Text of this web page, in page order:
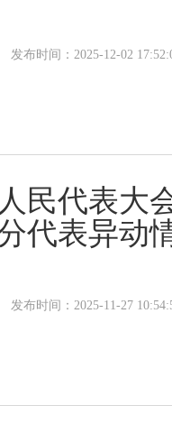
发布时间：2025-12-02
民代表大
代表异动
发布时间：2025-11-27